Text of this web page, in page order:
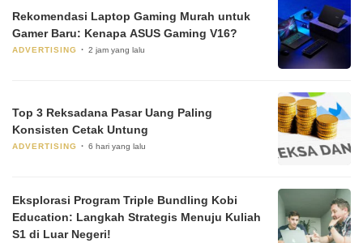
Rekomendasi Laptop Gaming Murah untuk
Gamer Baru: Kenapa ASUS Gaming V16?
ADVERTISING 2 jam yang lalu
Top 3 Reksadana Pasar Uang Paling
Konsisten Cetak Untung
ADVERTISING 6 hari yang lalu
Eksplorasi Program Triple Bundling Kobi
Education: Langkah Strategis Menuju Kuliah
S1 di Luar Negeri!